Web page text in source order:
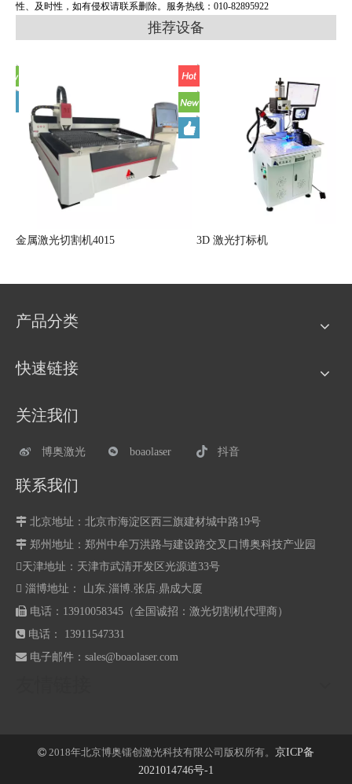
性、及时性，如有侵权请联系删除。服务热线：010-82895922
推荐设备
首饰激光焊接机（风冷） 金属激光切割机4015
产品分类
快速链接
关注我们
博奥激光 boaolaser 抖音
联系我们
 北京地址：北京市海淀区西三旗建材城中路19号
 郑州地址： 郑州中牟万洪路与建设路交叉口博奥科技产业园
天津地址：天津市武清开发区光源道33号
 淄博地址： 山东.淄博.张店.鼎成大厦
 电话：13910058345（全国诚招：激光切割机代理商）
 电话： 13911547331
 电子邮件： sales@boaolaser.com
 2018年北京博奥镭创激光科技有限公司版权所有。 京ICP备
2021014746号-1